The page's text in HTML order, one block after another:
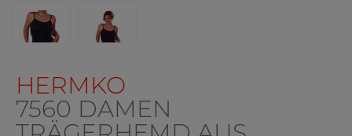
HERMKO
7560 DAMEN